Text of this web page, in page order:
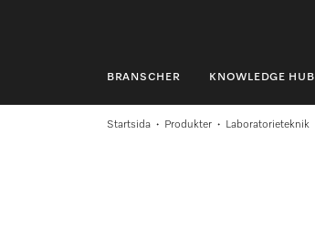
BRANSCHER KNOWLEDGE HUB
BRANSCHER
Startsida Produkter Laboratorieteknik